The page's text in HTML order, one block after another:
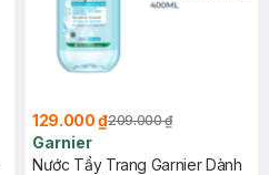
129.000 ₫209.000 ₫
Garnier
Nước Tẩy Trang Garnier Dành